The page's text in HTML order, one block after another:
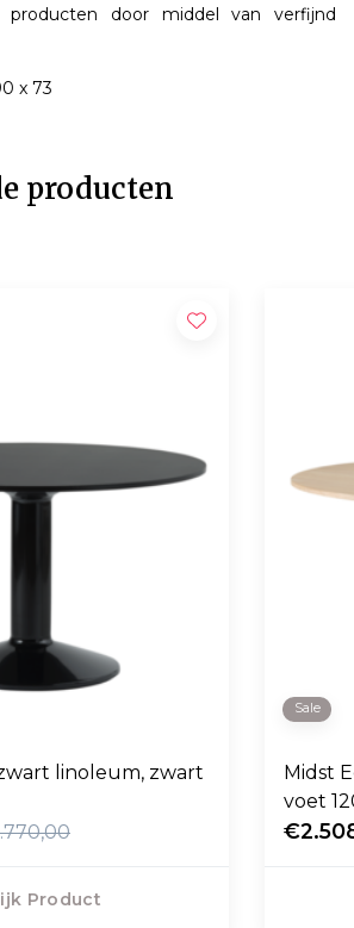
producten door middel van verfijnd
x 73
producten
linoleum, zwart
Product
Sale
Midst
voet